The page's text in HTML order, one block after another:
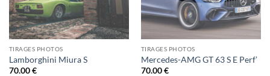
TIRAGES PHOTOS
Lamborghini Miura S
70.00€
TIRAGES PHOTOS
Mercedes-AMG GT 63 S E Perf’
70.00€